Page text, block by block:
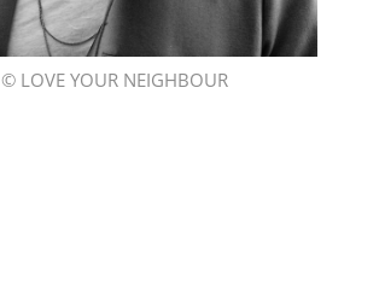
© LOVE YOUR NEIGHBOUR